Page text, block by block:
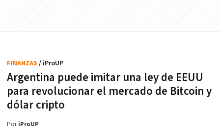
Argentina puede imitar una ley de EEUU
para revolucionar el mercado de Bitcoin y
dólar cripto
FINANZAS / iProUP
PoriProUP